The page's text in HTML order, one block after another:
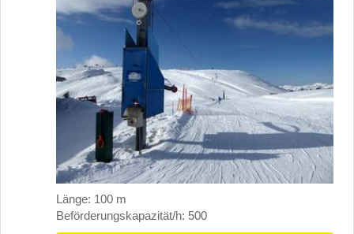
Länge: 100 m
Beförderungskapazität/h: 500